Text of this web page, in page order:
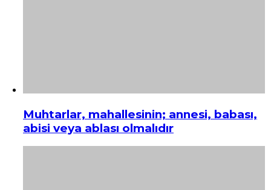
Muhtarlar, mahallesinin; annesi, babası,
abisi veya ablası olmalıdır